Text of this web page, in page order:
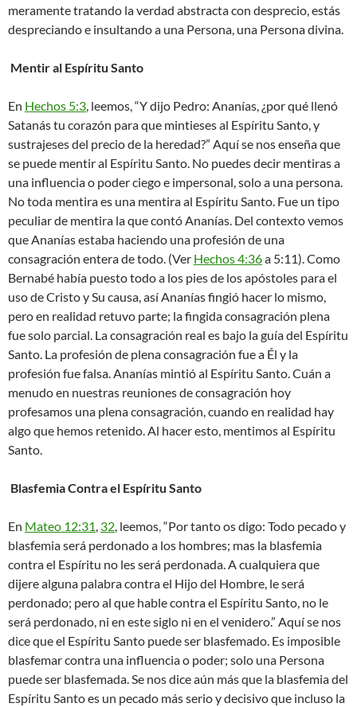
meramente tratando la verdad abstracta con desprecio, estás
despreciando e insultando a una Persona, una Persona divina.
Mentir al Espíritu Santo
En Hechos 5:3, leemos, “Y dijo Pedro: Ananías, ¿por qué llenó
Satanás tu corazón para que mintieses al Espíritu Santo, y
sustrajeses del precio de la heredad?” Aquí se nos enseña que
se puede mentir al Espíritu Santo. No puedes decir mentiras a
una influencia o poder ciego e impersonal, solo a una persona.
No toda mentira es una mentira al Espíritu Santo. Fue un tipo
peculiar de mentira la que contó Ananías. Del contexto vemos
que Ananías estaba haciendo una profesión de una
consagración entera de todo. (Ver Hechos 4:36a 5:11). Como
Bernabé había puesto todo a los pies de los apóstoles para el
uso de Cristo y Su causa, así Ananías fingió hacer lo mismo,
pero en realidad retuvo parte; la fingida consagración plena
fue solo parcial. La consagración real es bajo la guía del Espíritu
Santo. La profesión de plena consagración fue a Él y la
profesión fue falsa. Ananías mintió al Espíritu Santo. Cuán a
menudo en nuestras reuniones de consagración hoy
profesamos una plena consagración, cuando en realidad hay
algo que hemos retenido. Al hacer esto, mentimos al Espíritu
Santo.
Blasfemia Contra el Espíritu Santo
En Mateo 12:31, 32, leemos, “Por tanto os digo: Todo pecado y
blasfemia será perdonado a los hombres; mas la blasfemia
contra el Espíritu no les será perdonada. A cualquiera que
dijere alguna palabra contra el Hijo del Hombre, le será
perdonado; pero al que hable contra el Espíritu Santo, no le
será perdonado, ni en este siglo ni en el venidero.” Aquí se nos
dice que el Espíritu Santo puede ser blasfemado. Es imposible
blasfemar contra una influencia o poder; solo una Persona
puede ser blasfemada. Se nos dice aún más que la blasfemia del
Espíritu Santo es un pecado más serio y decisivo que incluso la